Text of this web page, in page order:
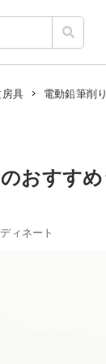
房具 電動鉛筆削
おすす
ィネート